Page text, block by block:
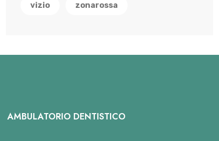
vizio zonarossa
AMBULATORIO DENTISTICO